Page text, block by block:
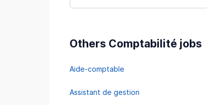
Others Comptabilité jobs
Aide-comptable
Assistant de gestion